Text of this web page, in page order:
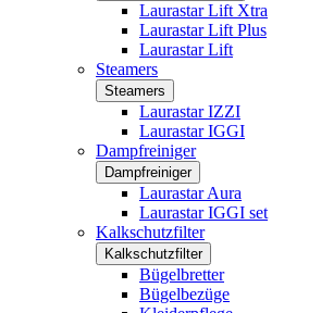
Laurastar Lift Xtra
Laurastar Lift Plus
Laurastar Lift
Steamers
Steamers
Laurastar IZZI
Laurastar IGGI
Dampfreiniger
Dampfreiniger
Laurastar Aura
Laurastar IGGI set
Kalkschutzfilter
Kalkschutzfilter
Bügelbretter
Bügelbezüge